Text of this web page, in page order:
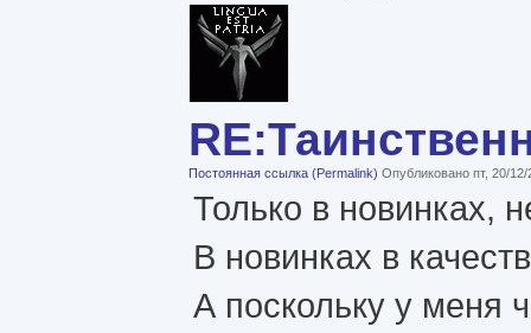
Постоянная ссылка (Permalink) Опубликовано пт, 20/
Только в новинках,
В новинках в
А поскольку у меня